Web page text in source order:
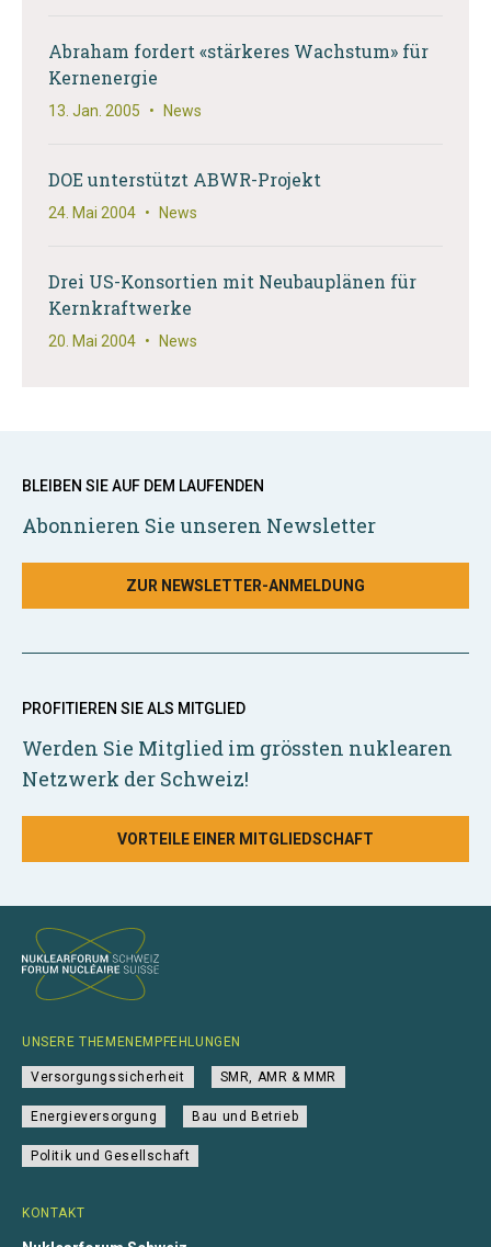
Abraham fordert «stärkeres Wachstum» für
Kernenergie
13. Jan. 2005 • News
DOE unterstützt ABWR-Projekt
24. Mai 2004 • News
Drei US-Konsortien mit Neubauplänen für
Kernkraftwerke
20. Mai 2004 • News
BLEIBEN SIE AUF DEM LAUFENDEN
Abonnieren Sie unseren Newsletter
ZUR NEWSLETTER-ANMELDUNG
PROFITIEREN SIE ALS MITGLIED
Werden Sie Mitglied im grössten nuklearen
Netzwerk der Schweiz!
VORTEILE EINER MITGLIEDSCHAFT
KONTAKT
UNSERE THEMENEMPFEHLUNGEN
Versorgungssicherheit SMR, AMR & MMR
Energieversorgung Bau und Betrieb
Politik und Gesellschaft